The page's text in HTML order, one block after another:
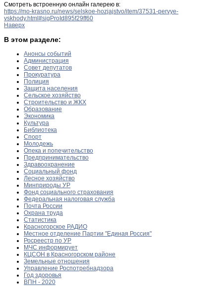
Смотреть встроенную онлайн галерею в:
https://mo-krasno.ru/news/selskoe-hozjajstvo/item/37531-pervye-
vskhody.html#sigProId895f29ff60
Наверх
В этом разделе:
Анонсы событий
Администрация
Совет депутатов
Прокуратура
Полиция
Защита населения
Сельское хозяйство
Строительство и ЖКХ
Образование
Экономика
Культура
Библиотека
Спорт
Молодежь
Опека и попечительство
Предпринимательство
Здравоохранение
Социальный фонд
Лесное хозяйство
Минприроды УР
Фонд социального страхования
Федеральная налоговая служба
Почта России
Охрана труда
Статистика
Красногорское РАДИО
Местное отделение Партии "Единая Россия"
Росреестр по УР
МЧС информирует
КЦСОН в Красногорском районе
Земельные отношения
Управление Роспотребнадзора
Год здоровья
ВПН - 2020